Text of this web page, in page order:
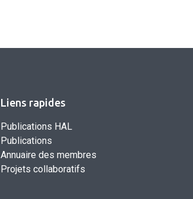
Liens rapides
Publications HAL
Publications
Annuaire des membres
Projets collaboratifs